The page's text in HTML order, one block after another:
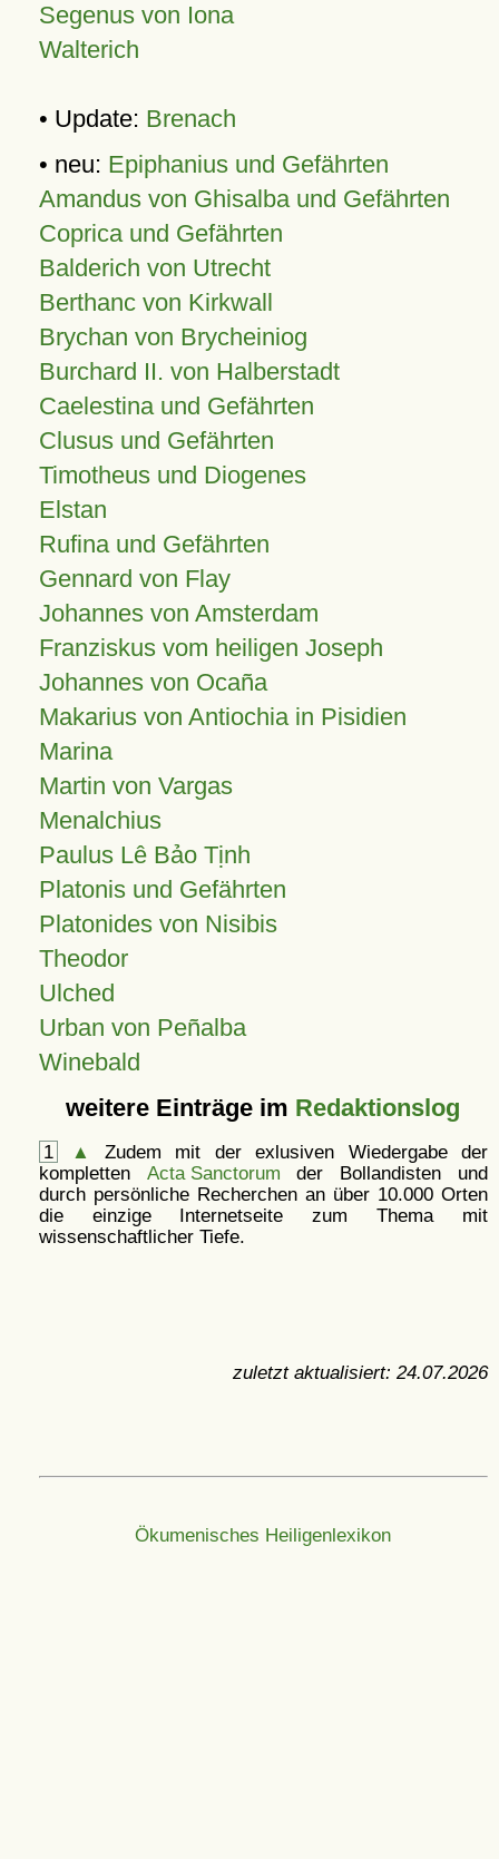
Segenus von Iona
Walterich
• Update: Brenach
• neu: Epiphanius und Gefährten
Amandus von Ghisalba und Gefährten
Coprica und Gefährten
Balderich von Utrecht
Berthanc von Kirkwall
Brychan von Brycheiniog
Burchard II. von Halberstadt
Caelestina und Gefährten
Clusus und Gefährten
Timotheus und Diogenes
Elstan
Rufina und Gefährten
Gennard von Flay
Johannes von Amsterdam
Franziskus vom heiligen Joseph
Johannes von Ocaña
Makarius von Antiochia in Pisidien
Marina
Martin von Vargas
Menalchius
Paulus Lê Bảo Tịnh
Platonis und Gefährten
Platonides von Nisibis
Theodor
Ulched
Urban von Peñalba
Winebald
weitere Einträge im Redaktionslog
1 ▲
Zudem mit der exlusiven Wiedergabe der
kompletten Acta Sanctorum der Bollandisten und
durch persönliche Recherchen an über 10.000 Orten
die einzige Internetseite zum Thema mit
wissenschaftlicher Tiefe.
zuletzt aktualisiert: 24.07.2026
Ökumenisches Heiligenlexikon